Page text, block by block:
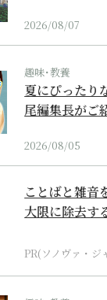
2026/08/07
趣味･教養
夏にぴったり
尾編集長がご
2026/08/05
ことばと雑音
大限に除去す
PR(ソノヴァ・ジ